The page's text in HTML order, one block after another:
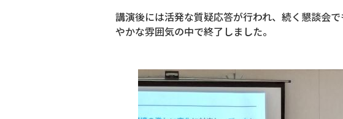
講演後には活発な質疑応答が行われ、続く懇談会
やかな雰囲気の中で終了しました。